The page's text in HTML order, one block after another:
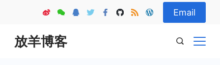
content
Email
放羊博客